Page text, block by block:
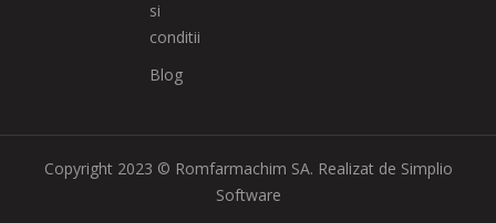
si
conditii
Blog
Copyright 2023 © Romfarmachim SA. Realizat de Simplio
Software